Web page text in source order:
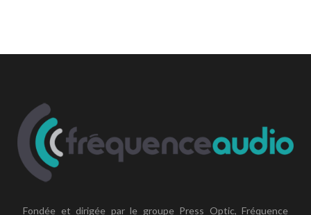
Fondée et dirigée par le groupe Press Optic, Fréquence